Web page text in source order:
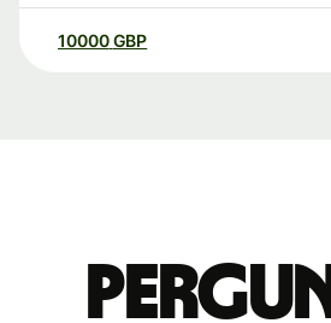
10000 GBP